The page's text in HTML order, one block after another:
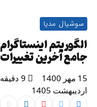
سوشیال مدیا
جامع آخرین تغییرات
15 مهر 1400 9 دقیقه
اردیبهشت 1405